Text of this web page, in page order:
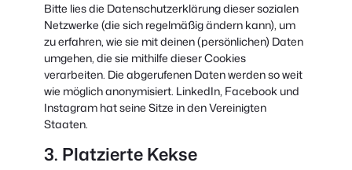
Bitte lies die Datenschutzerklärung dieser sozialen
Netzwerke (die sich regelmäßig ändern kann), um
zu erfahren, wie sie mit deinen (persönlichen) Daten
umgehen, die sie mithilfe dieser Cookies
verarbeiten. Die abgerufenen Daten werden so weit
wie möglich anonymisiert. LinkedIn, Facebook und
Instagram hat seine Sitze in den Vereinigten
Staaten.
3. Platzierte Kekse